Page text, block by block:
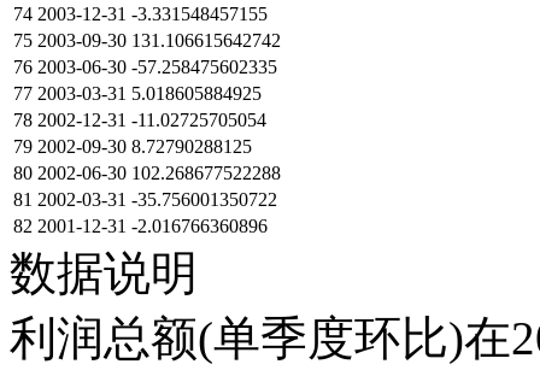
74 2003-12-31 -3.331548457155
75 2003-09-30 131.106615642742
76 2003-06-30 -57.258475602335
77 2003-03-31 5.018605884925
78 2002-12-31 -11.02725705054
79 2002-09-30 8.72790288125
80 2002-06-30 102.268677522288
81 2002-03-31 -35.756001350722
82 2001-12-31 -2.016766360896
数据说明
利润总额(单季度环比)在